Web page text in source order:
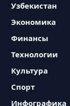
Узбекистан
Экономика
Финансы
Технологии
Культура
Спорт
Инфографика